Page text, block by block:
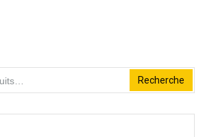
Recherche